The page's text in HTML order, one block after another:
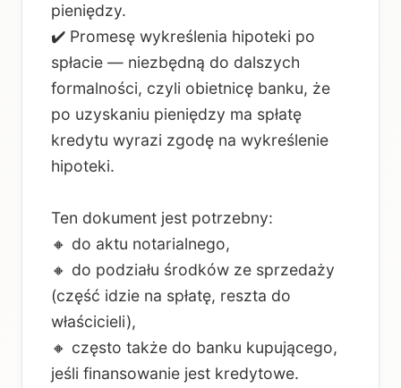
pieniędzy.
✔️ Promesę wykreślenia hipoteki po
spłacie — niezbędną do dalszych
formalności, czyli obietnicę banku, że
po uzyskaniu pieniędzy ma spłatę
kredytu wyrazi zgodę na wykreślenie
hipoteki.
Ten dokument jest potrzebny:
🔸 do aktu notarialnego,
🔸 do podziału środków ze sprzedaży
(część idzie na spłatę, reszta do
właścicieli),
🔸 często także do banku kupującego,
jeśli finansowanie jest kredytowe.